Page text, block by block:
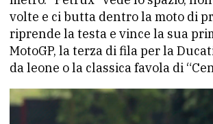
volte e ci butta dentro la moto di
riprende la testa e vince la sua
MotoGP, la terza di fila per la
da leone o la classica favola di